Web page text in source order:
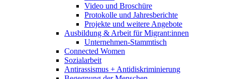
Video und Broschüre
Protokolle und Jahresberichte
Projekte und weitere Angebote
Ausbildung & Arbeit für Migrant:innen
Unternehmen-Stammtisch
Connected Women
Sozialarbeit
Antirassismus + Antidiskriminierung